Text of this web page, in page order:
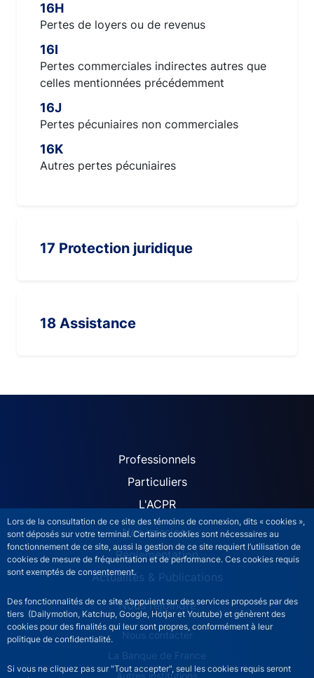
Lors de la consultation de ce site des témoins de connexion, dits « cookies »,
sont déposés sur votre terminal. Certains cookies sont nécessaires au
fonctionnement de ce site, aussi la gestion de ce site requiert l’utilisation de
cookies de mesure de fréquentation et de performance. Ces cookies requis
sont exemptés de consentement.
Des fonctionnalités de ce site s’appuient sur des services proposés par des
tiers (Dailymotion, Katchup, Google, Hotjar et Youtube) et génèrent des
cookies pour des finalités qui leur sont propres, conformément à leur
politique de confidentialité.
Si vous ne cliquez pas sur "Tout accepter", seul les cookies requis seront
16H
Pertes de loyers ou de revenus
16I
Pertes commerciales indirectes autres que
celles mentionnées précédemment
16J
Pertes pécuniaires non commerciales
16K
Autres pertes pécuniaires
17 Protection juridique
18 Assistance
ACPR site navigation
Professionnels
Particuliers
L'ACPR
Nos missions
Réglementation
Actualités & Publications
Nous rejoindre
ACPR footer secondary menu (French)
Nous contacter
La Banque de France
Autres institutions